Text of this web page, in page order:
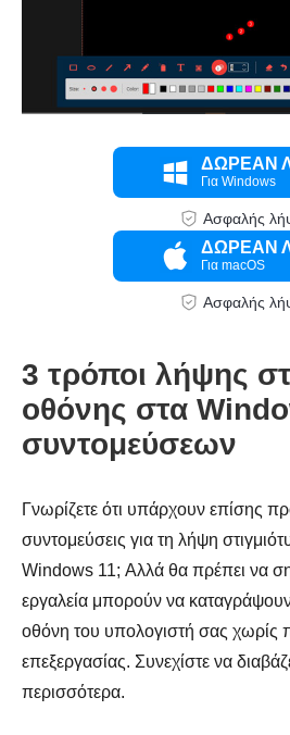
ΔΩΡΕΑΝ
Για Windows
Ασφαλής
ΔΩΡΕΑΝ
Για macOS
Ασφαλής
3 τρόποι λήψης
οθόνης στα
συντομεύσεων
Γνωρίζετε ότι υπάρχουν επίσης
συντομεύσεις για τη λήψη
Windows 11; Αλλά θα πρέπει να
εργαλεία μπορούν να
οθόνη του υπολογιστή σας χωρίς
επεξεργασίας. Συνεχίστε να
περισσότερα.